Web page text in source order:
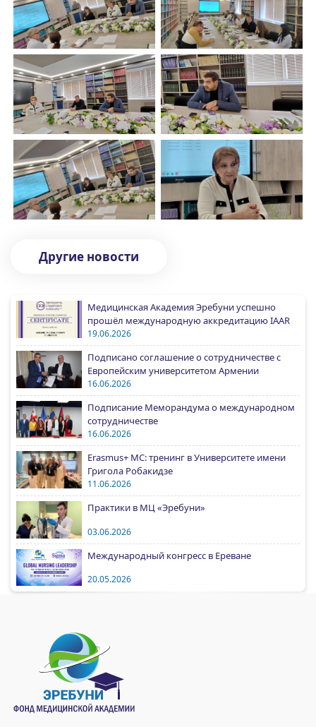
Другие новости
Медицинская Академия Эребуни успешно
прошёл международную аккредитацию IAAR
19.06.2026
Подписано соглашение о сотрудничестве с
Европейским университетом Армении
16.06.2026
Подписание Меморандума о международном
сотрудничестве
16.06.2026
Erasmus+ MC: тренинг в Университете имени
Григола Робакидзе
11.06.2026
Практики в МЦ «Эребуни»
03.06.2026
Международный конгресс в Ереване
20.05.2026